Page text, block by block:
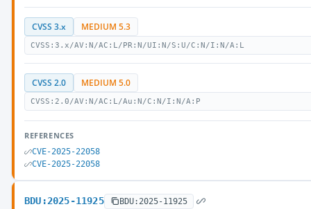
CVSS 3.x MEDIUM 5.3
CVSS:3.x/AV:N/AC:L/PR:N/UI:N/S:U/C:N/I:N/A:L
CVSS 2.0 MEDIUM 5.0
CVSS:2.0/AV:N/AC:L/Au:N/C:N/I:N/A:P
REFERENCES
CVE-2025-22058
CVE-2025-22058
BDU:2025-11925 BDU:2025-11925